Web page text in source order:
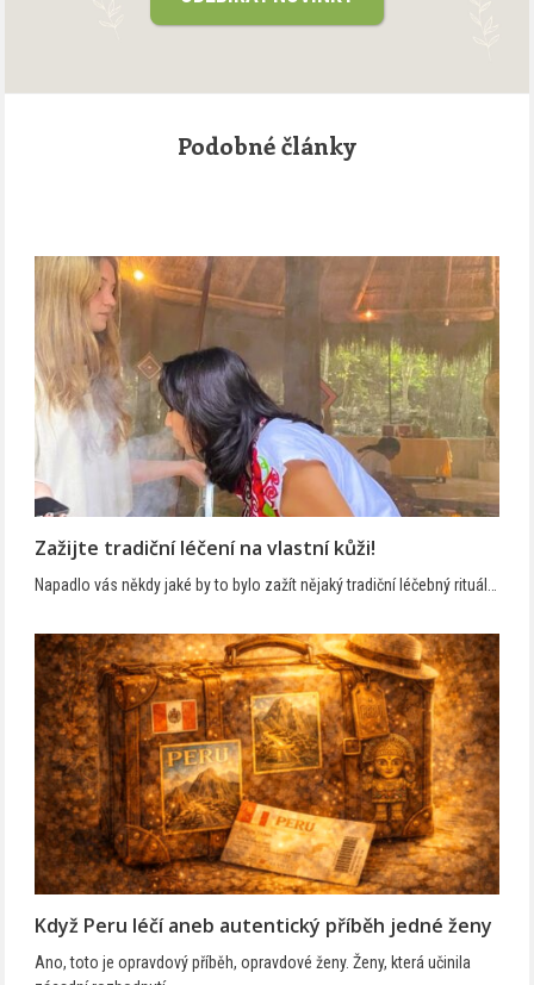
Podobné články
Zažijte tradiční léčení na vlastní kůži!
Napadlo vás někdy jaké by to bylo zažít nějaký tradiční léčebný rituál…
Když Peru léčí aneb autentický příběh jedné ženy
Ano, toto je opravdový příběh, opravdové ženy. Ženy, která učinila